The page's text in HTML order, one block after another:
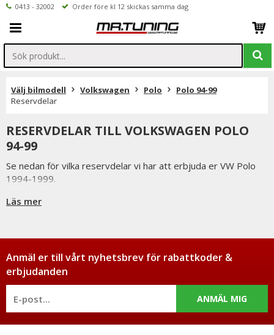
0413 - 32002 Order före kl 12 skickas samma dag
Välj bilmodell Volkswagen Polo
Polo 94-99
Reservdelar
RESERVDELAR TILL VOLKSWAGEN POLO
94-99
Se nedan för vilka reservdelar vi har att erbjuda er VW Polo
1994-1999.
förutsatta att varan finns i lager.
Du har alltid 14 dagars returrätt och om du har några frågor
får du gärna kontakta oss då vi själva har ett brinnande
intresse för bilstyling & biltuning och svarar gladeligen på era
funderingar. På vardagar mellan 09 - 16 kan ni nå oss via
telefon: 0413-32002. Ni når oss även via
Läs mer
Anmäl er till vårt nyhetsbrev för rabattkoder &
erbjudanden
ANMÄL MIG